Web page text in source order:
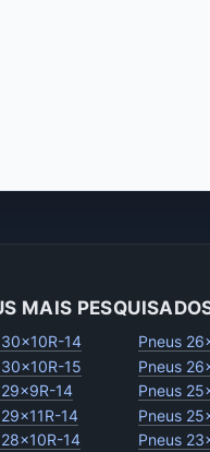
MAIS
14
15
29x9R-14
14
14
Pneus
Pneus
Pneus
Pneus
Pneus